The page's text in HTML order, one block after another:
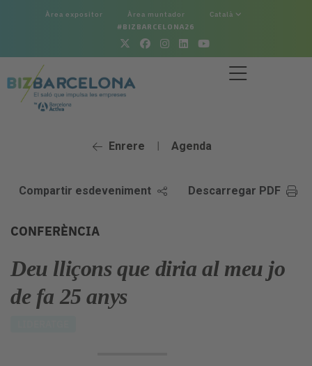
Àrea expositor Àrea muntador Català
#BIZBARCELONA26
Enrere | Agenda
Compartir esdeveniment Descarregar PDF
CONFERÈNCIA
Deu lliçons que diria al meu jo
de fa 25 anys